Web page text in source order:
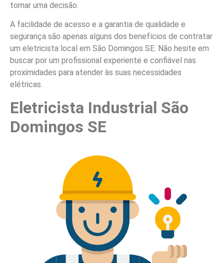
tomar uma decisão.
A facilidade de acesso e a garantia de qualidade e
segurança são apenas alguns dos benefícios de contratar
um eletricista local em São Domingos SE. Não hesite em
buscar por um profissional experiente e confiável nas
proximidades para atender às suas necessidades
elétricas.
Eletricista Industrial São
Domingos SE